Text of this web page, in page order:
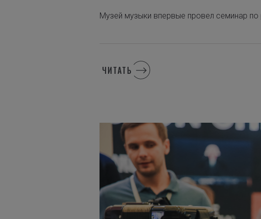
Музей музыки впервые провел семинар
ЧИТАТЬ